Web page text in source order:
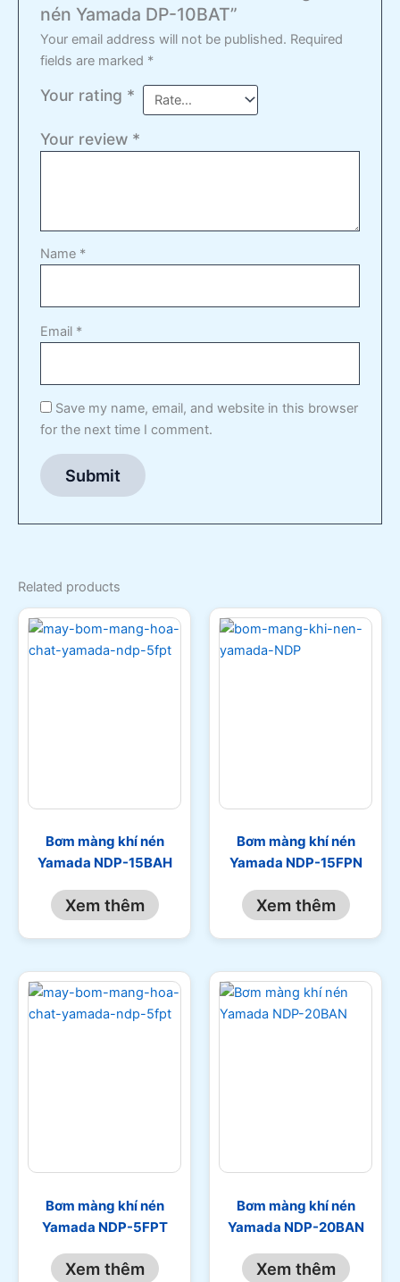
nén Yamada DP-10BAT”
Your email address will not be published. Required
fields are marked *
Your rating *
Your review *
Name *
Email *
Save my name, email, and website in this browser
for the next time I comment.
Related products
Bơm màng khí nén
Yamada NDP-15BAH
Xem thêm
Bơm màng khí nén
Yamada NDP-15FPN
Xem thêm
Bơm màng khí nén
Yamada NDP-5FPT
Xem thêm
Bơm màng khí nén
Yamada NDP-20BAN
Xem thêm